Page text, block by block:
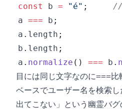
const
b = "é" ;
//
a === b ;
a . length ;
b . length ;
a . normalize ( ) === b .
目には同じ文字なのに===比
ベースでユーザー名を検索
出てこない」という幽霊バ